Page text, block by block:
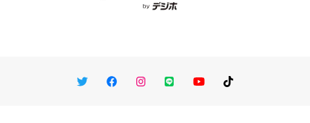
TwitterFacebookInstagram
LINE You TubeTikTok